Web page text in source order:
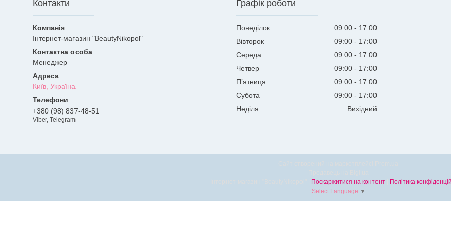
Контакти
Інтернет-магазин "BeautyNikopol"
Менеджер
Київ, Україна
+380 (98) 837-48-51
Viber, Telegram
Графік роботи
Понеділок 09:00
17:00
Вівторок
09:00
17:00
Середа
09:00
17:00
Четвер
09:00
17:00
Пʼятниця
09:00
17:00
Субота
09:00
17:00
Неділя
Вихідний
Поскаржитися на контент
Політика
Select Language ▼